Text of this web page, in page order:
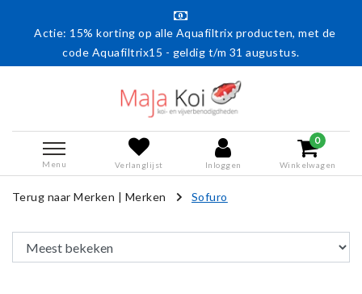
Actie: 15% korting op alle Aquafiltrix producten, met de
code Aquafiltrix15 - geldig t/m 31 augustus.
Menu Verlanglijst Inloggen
0
Winkelwagen
Terug naar Merken | Merken Sofuro